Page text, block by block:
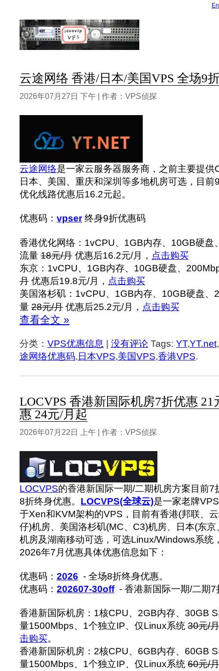
云途网络 香港/日本/美国VPS 全场9
2026年07月27日 下午 | 作者：VPS侦探
云途网络是一家云服务器服务商，之前主要提供
日本、美国、重庆和深圳等多地机房可选，目前
优化线路优惠后16.2元起。
优惠码： vpser终身9折优惠码
香港优化网络：1vCPU、1GB内存、10GB硬盘
流量 18元/月 优惠后16.2元/月， 点击购买
东京：1vCPU、1GB内存、10GB硬盘、
月 优惠后19.8元/月， 点击购买
美国洛杉矶：1vCPU、1GB内存、10GB硬盘、
量 28元/月 优惠后25.2元/月， 点击购买
查看全文 »
分类： VPS优惠信息 没有评论 Tags: YT,YT.net,
途网络优惠码, 日本VPS,美国VPS,香港VPS.
LOCVPS 香港新国际机房7折优惠
惠 24元/月起
2026年07月22日 上午 | 作者：VPS侦探
LOCVPS的香港新国际一期/二期机房方案目前7
8折终身优惠。 LOCVPS(全球云)是一家老牌
于Xen和KVM架构的VPS，目前有香港(邦联、
仔)机房、美国洛杉矶(MC、C3)机房、日本(东
机房及湖南移动可选，可选Linux/Windows系统
2026年7月优惠具体优惠信息如下：
优惠码： 2026 - 全场8折终身优惠。
优惠码： 202607-30off- 香港新国际一期/二期7
香港新国际机房：1核CPU、2GB内存、30GB
量1500Mbps、1个独立IP、仅Linux系统 30元/月
击购买。
香港新国际机房：2核CPU、6GB内存、60GB
量1500Mbps、1个独立IP、仅Linux系统 60元/月